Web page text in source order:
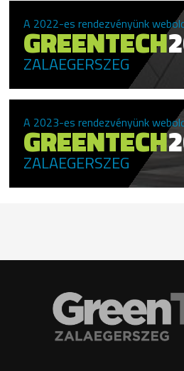
A 2022-es rendezvényünk
GREENTECH
ZALAEGERSZEG
A 2023-es rendezvényünk
GREENTECH
ZALAEGERSZEG